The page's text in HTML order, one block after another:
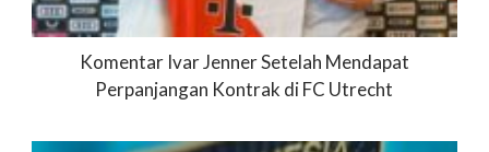
Komentar Ivar Jenner Setelah Mendapat
Perpanjangan Kontrak di FC Utrecht